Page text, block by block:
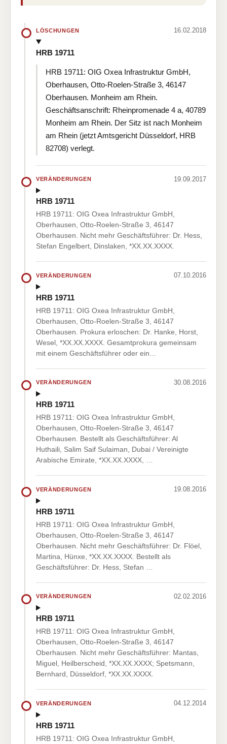
LÖSCHUNGEN 16.02.2018
HRB 19711
HRB 19711: OIG Oxea Infrastruktur GmbH,
Oberhausen, Otto-Roelen-Straße 3, 46147
Oberhausen. Monheim am Rhein.
Geschäftsanschrift: Rheinpromenade 4 a, 40789
Monheim am Rhein. Der Sitz ist nach Monheim
am Rhein (jetzt Amtsgericht Düsseldorf, HRB
82708) verlegt.
VERÄNDERUNGEN 19.09.2017
HRB 19711
HRB 19711: OIG Oxea Infrastruktur GmbH,
Oberhausen, Otto-Roelen-Straße 3, 46147
Oberhausen. Nicht mehr Geschäftsführer: Dr. Hess,
Stefan Engelbert, Dinslaken, *XX.XX.XXXX.
VERÄNDERUNGEN 07.10.2016
HRB 19711
HRB 19711: OIG Oxea Infrastruktur GmbH,
Oberhausen, Otto-Roelen-Straße 3, 46147
Oberhausen. Prokura erloschen: Dr. Hanke, Horst,
Wesel, *XX.XX.XXXX. Gesamtprokura gemeinsam
mit einem Geschäftsführer oder ein…
VERÄNDERUNGEN 30.08.2016
HRB 19711
HRB 19711: OIG Oxea Infrastruktur GmbH,
Oberhausen, Otto-Roelen-Straße 3, 46147
Oberhausen. Bestellt als Geschäftsführer: Al
Huthaili, Salim Saif Sulaiman, Dubai / Vereinigte
Arabische Emirate, *XX.XX.XXXX, …
VERÄNDERUNGEN 19.08.2016
HRB 19711
HRB 19711: OIG Oxea Infrastruktur GmbH,
Oberhausen, Otto-Roelen-Straße 3, 46147
Oberhausen. Nicht mehr Geschäftsführer: Dr. Flöel,
Martina, Hünxe, *XX.XX.XXXX. Bestellt als
Geschäftsführer: Dr. Hess, Stefan …
VERÄNDERUNGEN 02.02.2016
HRB 19711
HRB 19711: OIG Oxea Infrastruktur GmbH,
Oberhausen, Otto-Roelen-Straße 3, 46147
Oberhausen. Nicht mehr Geschäftsführer: Mantas,
Miguel, Heilberscheid, *XX.XX.XXXX; Spetsmann,
Bernhard, Düsseldorf, *XX.XX.XXXX.
VERÄNDERUNGEN 04.12.2014
HRB 19711
HRB 19711: OIG Oxea Infrastruktur GmbH,